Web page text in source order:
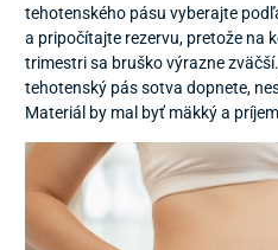
tehotenského pásu vyberajte
a pripočítajte rezervu, pretože na
trimestri sa bruško výrazne
tehotenský pás sotva dopnete,
Materiál by mal byť mäkký a